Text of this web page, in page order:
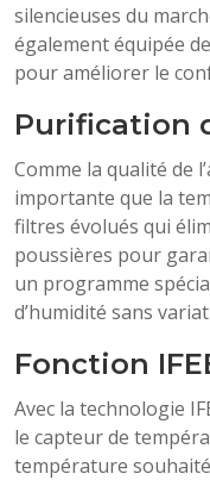
silencieuses du
également équipée
pour améliorer le
Purification
Comme la qualité de
importante que la
filtres évolués qui
poussières pour
un programme
d’humidité sans
Fonction
Avec la technologie
le capteur de
température